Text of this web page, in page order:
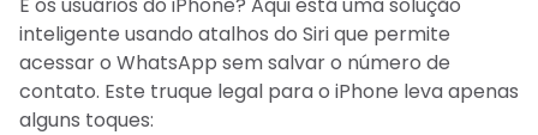
inteligente usando atalhos do Siri que permite
acessar o WhatsApp sem salvar o número de
contato. Este truque legal para o iPhone leva apenas
alguns toques: